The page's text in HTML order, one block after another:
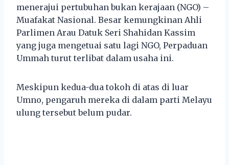
menerajui pertubuhan bukan kerajaan (NGO) –
Muafakat Nasional. Besar kemungkinan Ahli
Parlimen Arau Datuk Seri Shahidan Kassim
yang juga mengetuai satu lagi NGO, Perpaduan
Ummah turut terlibat dalam usaha ini.
Meskipun kedua-dua tokoh di atas di luar
Umno, pengaruh mereka di dalam parti Melayu
ulung tersebut belum pudar.